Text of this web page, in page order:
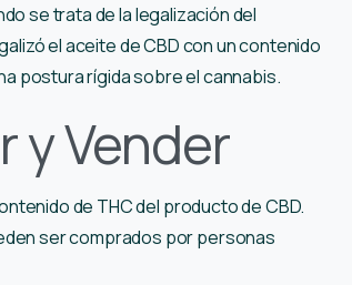
se trata de la legalización del
el aceite de CBD con un contenido
postura rígida sobre el cannabis.
y Vender
de THC del producto de CBD.
ser comprados por personas